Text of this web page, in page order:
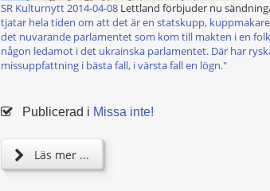
SR Kulturnytt 2014-04-08 Lettland förbjuder nu
tjatar hela tiden om att det är en statskupp,
det nuvarande parlamentet som kom till makten i en
någon ledamot i det ukrainska parlamentet. Där har
missuppfattning i bästa fall, i värsta fall en lögn."
Publicerad i Missa inte!
Läs mer ...